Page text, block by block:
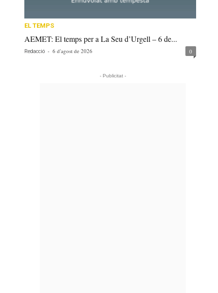
EL TEMPS
AEMET: El temps per a La Seu d’Urgell – 6 de...
Redacció - 6 d'agost de 2026 0
- Publicitat -